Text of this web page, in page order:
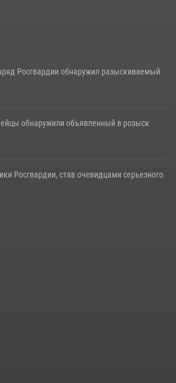
Росгвардии обнаружил разыскиваемый
обнаружили объявленный в розыск
Росгвардии, став очевидцами серьезного